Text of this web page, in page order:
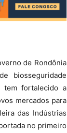
de Rondônia
biosseguridade
tem fortalecido a
mercados para
das Indústrias
no primeiro